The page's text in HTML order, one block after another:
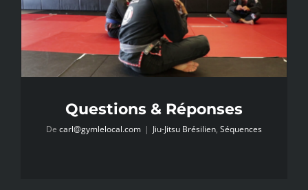
Questions & Réponses
De carl@gymlelocal.com | Jiu-Jitsu Brésilien, Séquences